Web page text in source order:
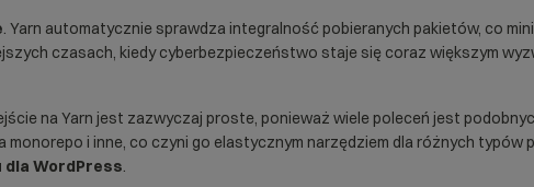
. Yarn automatycznie sprawdza integralność pobieranych pakietów, co
czasach, kiedy cyberbezpieczeństwo staje się coraz większym
na Yarn jest zazwyczaj proste, ponieważ wiele poleceń jest
monorepo i inne, co czyni go elastycznym narzędziem dla różnych
WordPress.